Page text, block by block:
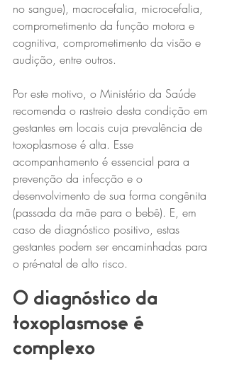
no sangue), macrocefalia, microcefalia,
comprometimento da função motora e
cognitiva, comprometimento da visão e
audição, entre outros.
Por este motivo, o Ministério da Saúde
recomenda o rastreio desta condição em
gestantes em locais cuja prevalência de
toxoplasmose é alta. Esse
acompanhamento é essencial para a
prevenção da infecção e o
desenvolvimento de sua forma congênita
(passada da mãe para o bebê). E, em
caso de diagnóstico positivo, estas
gestantes podem ser encaminhadas para
o pré-natal de alto risco.
O diagnóstico da
toxoplasmose é
complexo